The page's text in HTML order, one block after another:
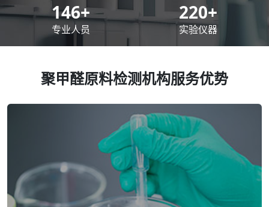
200+
专业人员
300+
实验仪器
聚甲醛原料检测机构服务优势